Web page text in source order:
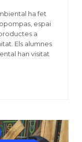
ha fet
espai
a
Els alumnes
han visitat